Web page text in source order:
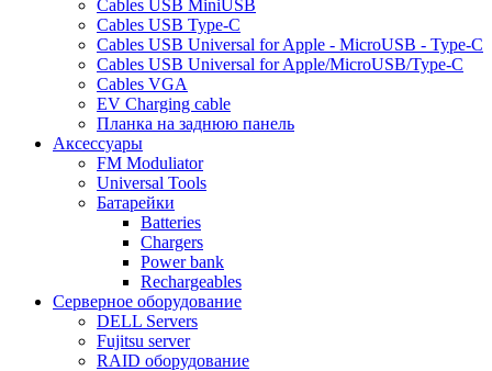
Cables USB MiniUSB
Cables USB Type-C
Cables USB Universal for Apple - MicroUSB - Type-C
Cables USB Universal for Apple/MicroUSB/Type-C
Cables VGA
EV Charging cable
Планка на заднюю панель
Аксессуары
FM Moduliator
Universal Tools
Батарейки
Batteries
Chargers
Power bank
Rechargeables
Серверное оборудование
DELL Servers
Fujitsu server
RAID оборудование